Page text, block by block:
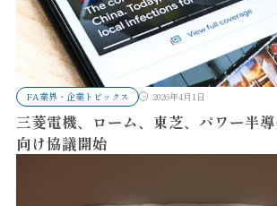
FA業界・企業トピックス 2026年4月1日
三菱電機、ローム、東芝、パワー半
向け協議開始